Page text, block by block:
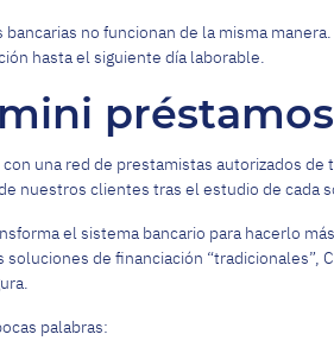
no funcionan de la misma
hasta el siguiente día laborable.
una red de prestamistas autorizados
nuestros clientes tras el estudio de cada
el sistema bancario para hacerlo
de financiación
palabras: